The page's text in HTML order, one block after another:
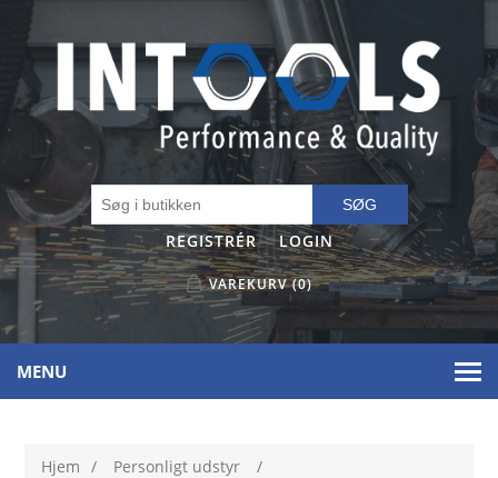
SØG
REGISTRÉR LOGIN
VAREKURV (0)
MENU
Hjem / Personligt udstyr
/